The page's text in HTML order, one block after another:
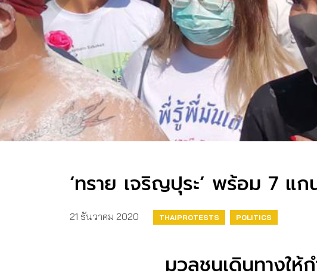
‘ทราย เจริญปุระ’ พร้อม 7 แ
21 ธันวาคม 2020 THAIPROTESTS POLITICS
มวลชนเดินทางให้